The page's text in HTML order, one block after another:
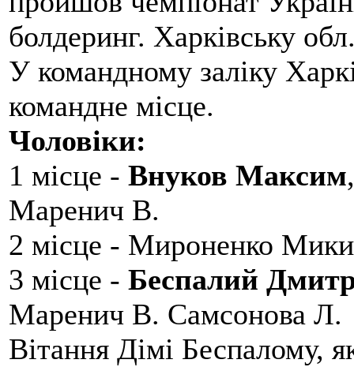
болдеринг. Харківську
У командному заліку
командне місце.
Чоловіки:
1 місце - Внуков Максим
Маренич В.
2 місце - Мироненко
3 місце - Беспалий
Маренич В. Самсонова Л.
Вітання Дімі Беспалому,